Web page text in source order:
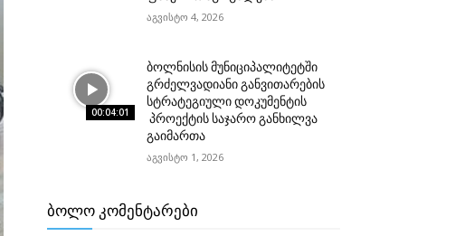
აგვისტო 4, 2026
00:04:01
ბოლნისის მუნიციპალიტეტში
გრძელვადიანი განვითარების
სტრატეგიული დოკუმენტის
პროექტის საჯარო განხილვა
გაიმართა
აგვისტო 1, 2026
ᲑᲝᲚᲝ ᲙᲝᲛᲔᲜᲢᲐᲠᲔᲑᲘ